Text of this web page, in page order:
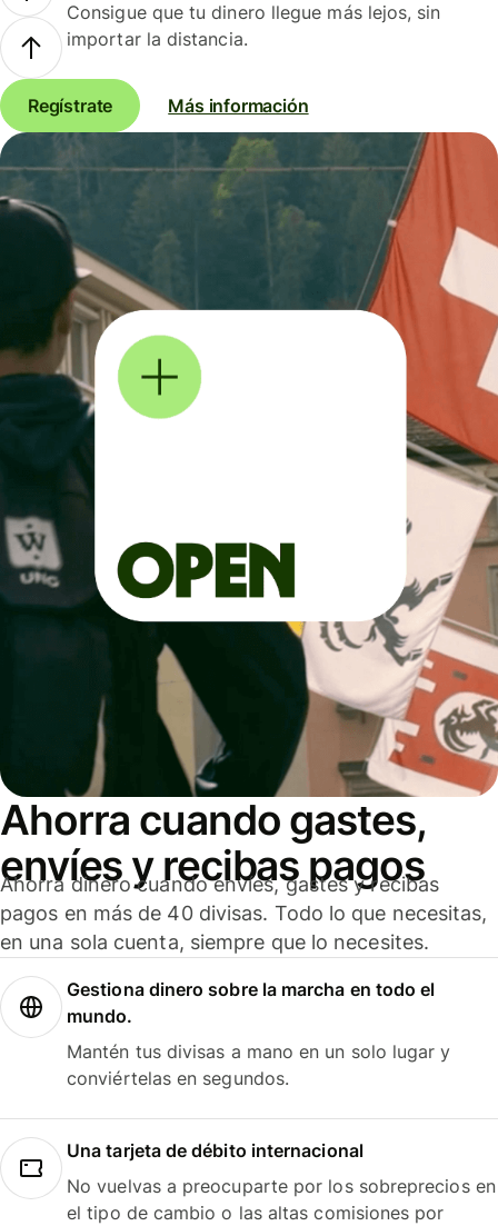
Consigue que tu dinero llegue más lejos, sin
importar la distancia.
Regístrate Más información
Ahorra cuando gastes,
envíes y recibas pagos
Ahorra dinero cuando envíes, gastes y recibas
pagos en más de 40 divisas. Todo lo que necesitas,
en una sola cuenta, siempre que lo necesites.
Gestiona dinero sobre la marcha en todo el
mundo.
Mantén tus divisas a mano en un solo lugar y
conviértelas en segundos.
Una tarjeta de débito internacional
No vuelvas a preocuparte por los sobreprecios en
el tipo de cambio o las altas comisiones por